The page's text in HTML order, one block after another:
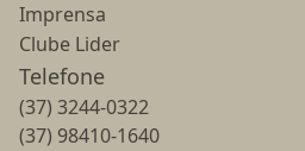
Imprensa
Clube Lider
Telefone
(37) 3244-0322
(37) 98410-1640